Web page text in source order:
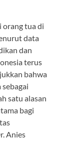
orang tua di
data
dan
terus
bahwa
satu alasan
bagi
Anies